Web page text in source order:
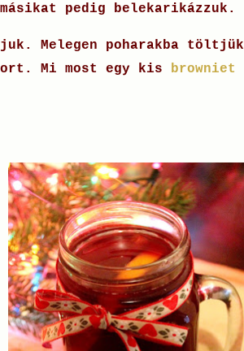
pedig belekarikázzuk.
Melegen poharakba töltjük
Mi most egy kis browniet